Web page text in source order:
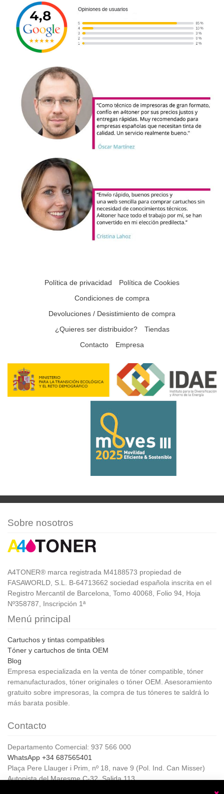
Política de privacidad
Política de Cookies
Condiciones de compra
Devoluciones / Desistimiento de compra
¿Quieres ser distribuidor?
Tiendas
Contacto
Empresa
Sobre nosotros
A4TONER® marca registrada M4188573 propiedad de
FASAWORLD, S.L. B-64713662 sociedad española inscrita en el
Registro Mercantil de Barcelona, Tomo 40068, Folio 94, Hoja
Nº358787, Inscripción 1ª
Menú principal
Cartuchos y tintas compatibles
Tóner y cartuchos de tinta OEM
Blog
Empresa especializada en la venta de tóner compatible, tóner
remanufacturados, tóner originales o tóner OEM. Asesoramiento
gratuito sobre impresoras, la compra de tus tóneres te saldrá lo
más barata posible.
Contacto
Departamento Comercial: 937 566 000
WhatsApp +34 687565401
Plaça Pere Llauger i Prim, nº 18, nave 9 (Pol. Ind. Can Misser)
Autopista del Maresme C-32, Salida 113